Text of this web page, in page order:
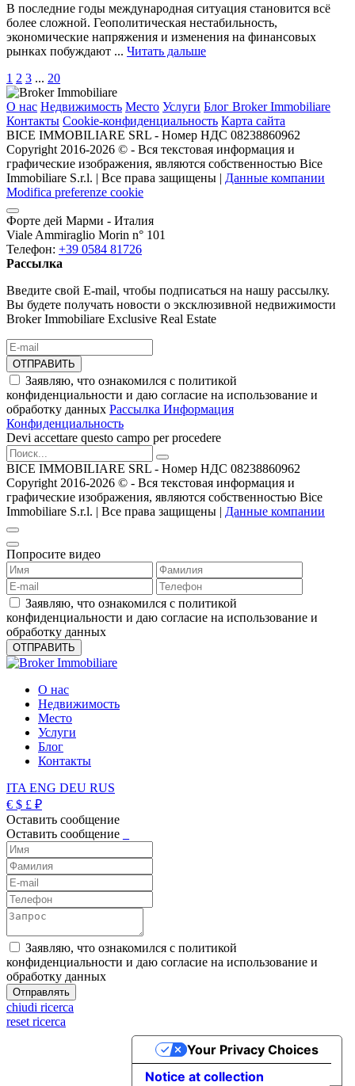
В последние годы международная ситуация становится всё
более сложной. Геополитическая нестабильность,
экономические напряжения и изменения на финансовых
рынках побуждают ... Читать дальше
1 2 3 ... 20
О нас Недвижимость Место Услуги Блог Broker Immobiliare
Контакты Cookie-конфиденциальность Карта сайта
BICE IMMOBILIARE SRL - Номер НДС 08238860962
Copyright 2016-2026 ©️ - Вся текстовая информация и
графические изображения, являются собственностью Bice
Immobiliare S.r.l. | Все права защищены | Данные компании
Modifica preferenze cookie
Форте дей Марми - Италия
Viale Ammiraglio Morin n° 101
Телефон: +39 0584 81726
Рассылка
Введите свой E-mail, чтобы подписаться на нашу рассылку.
Вы будете получать новости о эксклюзивной недвижимости
Broker Immobiliare Exclusive Real Estate
ОТПРАВИТЬ
Заявляю, что ознакомился с политикой
конфиденциальности и даю согласие на использование и
обработку данных Рассылка Информация
Конфиденциальность
Devi accettare questo campo per procedere
BICE IMMOBILIARE SRL - Номер НДС 08238860962
Copyright 2016-2026 ©️ - Вся текстовая информация и
графические изображения, являются собственностью Bice
Immobiliare S.r.l. | Все права защищены | Данные компании
Попросите видео
Заявляю, что ознакомился с политикой
конфиденциальности и даю согласие на использование и
обработку данных
О нас
Недвижимость
Место
Услуги
Блог
Контакты
ITA ENG DEU RUS
€ $ £ ₽
Оставить сообщение
Оставить сообщение
Заявляю, что ознакомился с политикой
конфиденциальности и даю согласие на использование и
обработку данных
chiudi ricerca
reset ricerca
Notice at collection
Your Privacy Choices